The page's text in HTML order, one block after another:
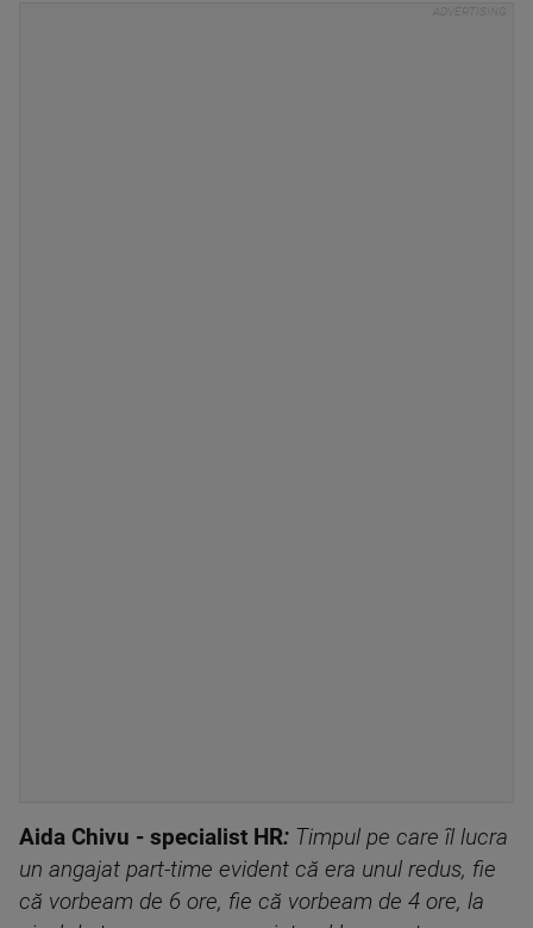
Aida Chivu - specialist HR: Timpul pe care îl lucra
un angajat part-time evident că era unul redus, fie
că vorbeam de 6 ore, fie că vorbeam de 4 ore, la